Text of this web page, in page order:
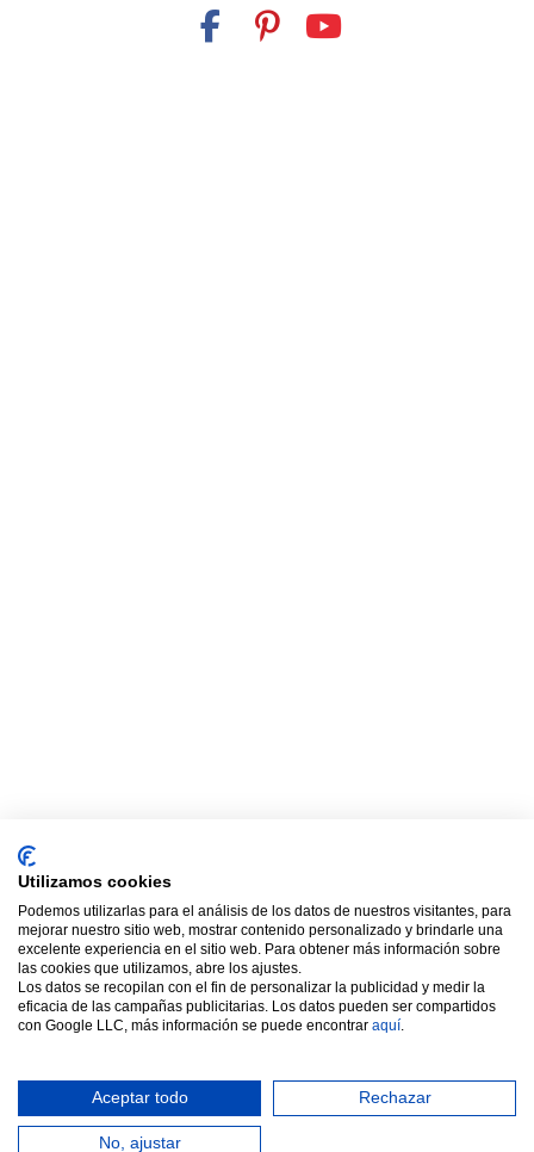
Ayuda online
Utilizamos cookies
Podemos utilizarlas para el análisis de los datos de nuestros visitantes, para
mejorar nuestro sitio web, mostrar contenido personalizado y brindarle una
excelente experiencia en el sitio web. Para obtener más información sobre
las cookies que utilizamos, abre los ajustes.
Los datos se recopilan con el fin de personalizar la publicidad y medir la
eficacia de las campañas publicitarias. Los datos pueden ser compartidos
con Google LLC, más información se puede encontrar aquí.
Aceptar todo Rechazar
No, ajustar